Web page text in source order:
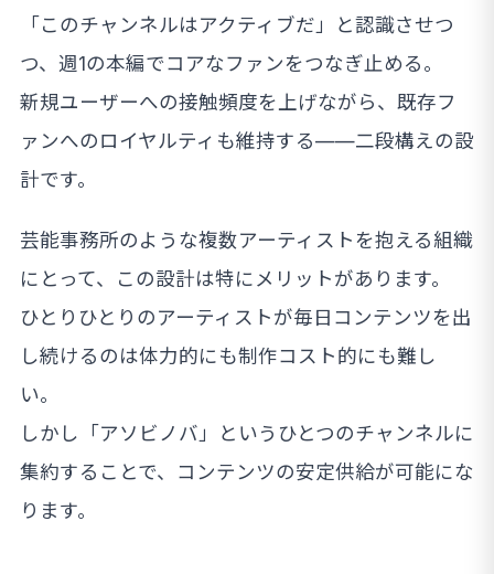
「このチャンネルはアクティブだ」と認識させつ
つ、週1の本編でコアなファンをつなぎ止める。
新規ユーザーへの接触頻度を上げながら、既存フ
ァンへのロイヤルティも維持する——二段構えの設
計です。
芸能事務所のような複数アーティストを抱える組織
にとって、この設計は特にメリットがあります。
ひとりひとりのアーティストが毎日コンテンツを出
し続けるのは体力的にも制作コスト的にも難し
い。
しかし「アソビノバ」というひとつのチャンネルに
集約することで、コンテンツの安定供給が可能にな
ります。